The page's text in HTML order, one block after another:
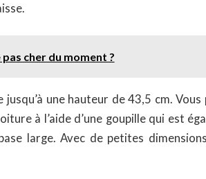
cher du moment ?
une hauteur de 43,5 cm. Vous
à l’aide d’une goupille qui est
large. Avec de petites